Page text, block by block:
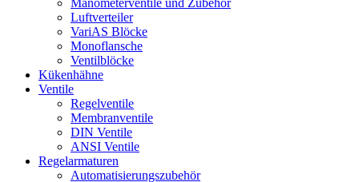
Luftverteiler
VariAS Blöcke
Monoflansche
Ventilblöcke
Kükenhähne
Ventile
Regelventile
Membranventile
DIN Ventile
ANSI Ventile
Regelarmaturen
Automatisierungszubehör